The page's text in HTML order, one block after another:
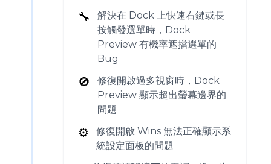
🔧
解決在 Dock 上快速右鍵或長
按觸發選單時，Dock
Preview 有機率遮擋選單的
Bug
🚫
修復開啟過多視窗時，Dock
Preview 顯示超出螢幕邊界的
問題
⚙️
修復開啟 Wins 無法正確顯示系
統設定面板的問題